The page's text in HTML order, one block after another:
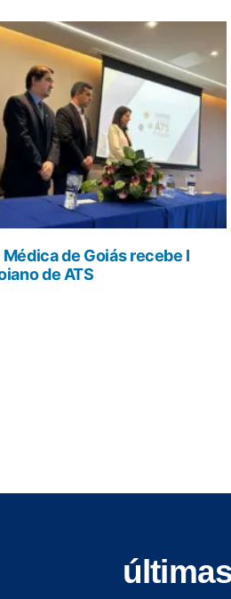
de Goiás recebe I
de ATS